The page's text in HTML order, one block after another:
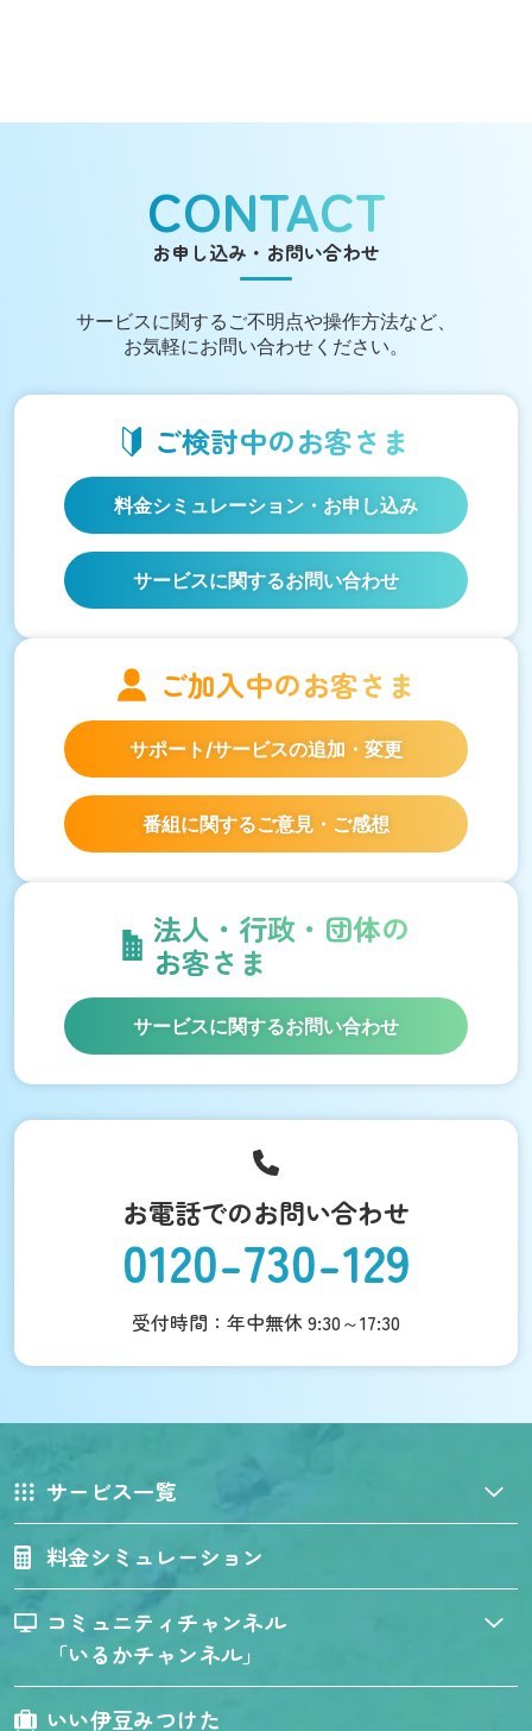
CONTACT
お申し込み・お問い合わせ
サービスに関する ご不明点や操作方法など、
お気軽にお問い合わせください。
ご検討中のお客さま
料金シミュレーション ・お申し込み
サービスに関するお問い合わせ
ご加入中のお客さま
サポート/サービスの追加・変更
番組に関するご意見・ご感想
法人・行政・団体の
お客さま
サービスに関するお問い合わせ
お電話でのお問い合わせ
0120-730-129
受付時間：年中無休 9:30～17:30
サービス一覧
料金シミュレーション
コミュニティチャンネル
「いるかチャンネル」
いい伊豆みつけた